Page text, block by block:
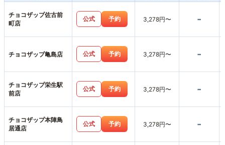
チョコザップ佐古前
町店
公式 予約 3,278円〜 -
チョコザップ亀島店 公式 予約 3,278円〜 -
チョコザップ栄生駅
前店
公式 予約 3,278円〜 -
チョコザップ本陣鳥
居通店
公式 予約 3,278円〜 -